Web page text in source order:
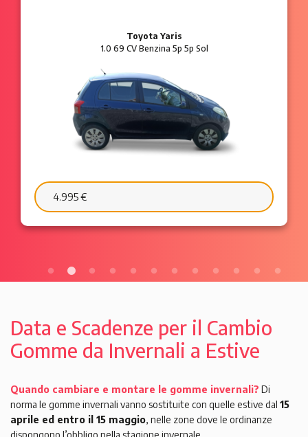
Ford Ka
1.2 8V 69 CV Benzina 3p Plus
6.595 €
Data e Scadenze per il Cambio
Gomme da Invernali a Estive
Quando cambiare e montare le gomme invernali? Di
norma le gomme invernali vanno sostituite con quelle estive dal 15
aprile ed entro il 15 maggio, nelle zone dove le ordinanze
dispongono l’obbligo nella stagione invernale.